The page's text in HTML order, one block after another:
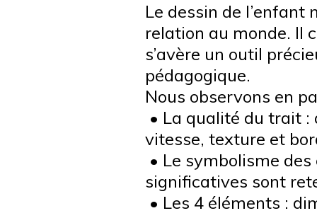
Le dessin de l’enfant
relation au monde. Il
s’avère un outil
pédagogique.
Nous observons en
• La qualité du trait :
vitesse, texture et
• Le symbolisme
significatives sont
• Les 4 éléments :